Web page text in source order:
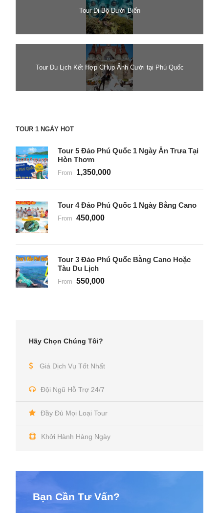
Tour Đi Bộ Dưới Biển
Tour Du Lịch Kết Hợp CHụp Ảnh Cưới tại Phú Quốc
TOUR 1 NGÀY HOT
Tour 5 Đảo Phú Quốc 1 Ngày Ăn Trưa Tại
Hòn Thơm
From 1,350,000
Tour 4 Đảo Phú Quốc 1 Ngày Bằng Cano
From 450,000
Tour 3 Đảo Phú Quốc Bằng Cano Hoặc
Tàu Du Lịch
From 550,000
Hãy Chọn Chúng Tôi?
Giá Dịch Vụ Tốt Nhất
Đội Ngũ Hỗ Trợ 24/7
Đầy Đủ Mọi Loại Tour
Khởi Hành Hàng Ngày
Bạn Cần Tư Vấn?